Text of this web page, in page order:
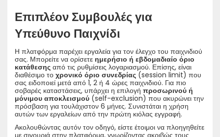
Επιπλέον Συμβουλές για
Υπεύθυνο Παιχνίδι
Η πλατφόρμα παρέχει εργαλεία για τον έλεγχο του παιχνιδιού
σας. Μπορείτε να ορίσετε ημερήσιο ή εβδομαδιαίο όριο
κατάθεσης από τις ρυθμίσεις λογαριασμού. Επίσης, είναι
διαθέσιμο το χρονικό όριο συνεδρίας (session limit) που
σας ειδοποιεί μετά από 1, 2 ή 4 ώρες παιχνιδιού. Για πιο
σοβαρές καταστάσεις, υπάρχει η επιλογή προσωρινού ή
μόνιμου αποκλεισμού (self-exclusion) που ακυρώνει την
πρόσβαση για τουλάχιστον 6 μήνες. Συνιστάται η χρήση
αυτών των εργαλείων από την πρώτη κιόλας εγγραφή.
Ακολουθώντας αυτόν τον οδηγό, είστε έτοιμοι να πλοηγηθείτε